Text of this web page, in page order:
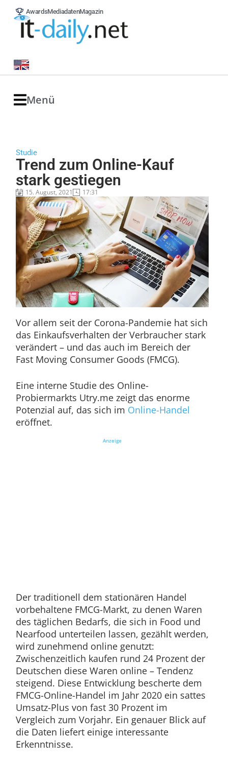
AwardsMediadatenMagazin
Menü
Studie
Trend zum Online-Kauf
stark gestiegen
15. August, 2021 17:31
Vor allem seit der Corona-Pandemie hat sich
das Einkaufsverhalten der Verbraucher stark
verändert – und das auch im Bereich der
Fast Moving Consumer Goods (FMCG).
Eine interne Studie des Online-
Probiermarkts Utry.me zeigt das enorme
Potenzial auf, das sich im Online-Handel
eröffnet.
Anzeige
Der traditionell dem stationären Handel
vorbehaltene FMCG-Markt, zu denen Waren
des täglichen Bedarfs, die sich in Food und
Nearfood unterteilen lassen, gezählt werden,
wird zunehmend online genutzt:
Zwischenzeitlich kaufen rund 24 Prozent der
Deutschen diese Waren online – Tendenz
steigend. Diese Entwicklung bescherte dem
FMCG-Online-Handel im Jahr 2020 ein sattes
Umsatz-Plus von fast 30 Prozent im
Vergleich zum Vorjahr. Ein genauer Blick auf
die Daten liefert einige interessante
Erkenntnisse.